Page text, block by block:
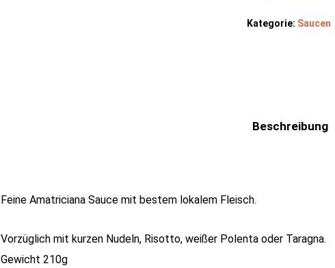
Kategorie: Saucen
Beschreibung
Feine Amatriciana Sauce mit bestem lokalem Fleisch.
Vorzüglich mit kurzen Nudeln, Risotto, weißer Polenta oder Taragna.
Gewicht 210g